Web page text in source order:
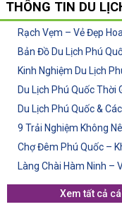
THÔNG TIN DU
Rạch Vẹm – Vẻ Đẹp
Bản Đồ Du Lịch Phú
Kinh Nghiệm Du Lịch
Du Lịch Phú Quốc Thời
Du Lịch Phú Quốc &
9 Trải Nghiệm Không
Chợ Đêm Phú Quốc –
Làng Chài Hàm Ninh –
Xem tất cả